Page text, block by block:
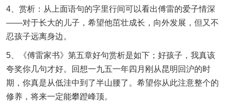
4、赏析：从上面语句的字里行间可以看出傅雷的爱子情深
——对于长大的儿子，希望他茁壮成长，向外发展，但又不
忍孩子远离身边。
5、《傅雷家书》第五章好句赏析是如下；好孩子，我真该
夸奖你几句才好。回想一九五一年四月刚从昆明回沪的时
期，你真是从低洼中到了半山腰了。希望你从此注意整个的
修养，将来一定能攀蹬峰顶。